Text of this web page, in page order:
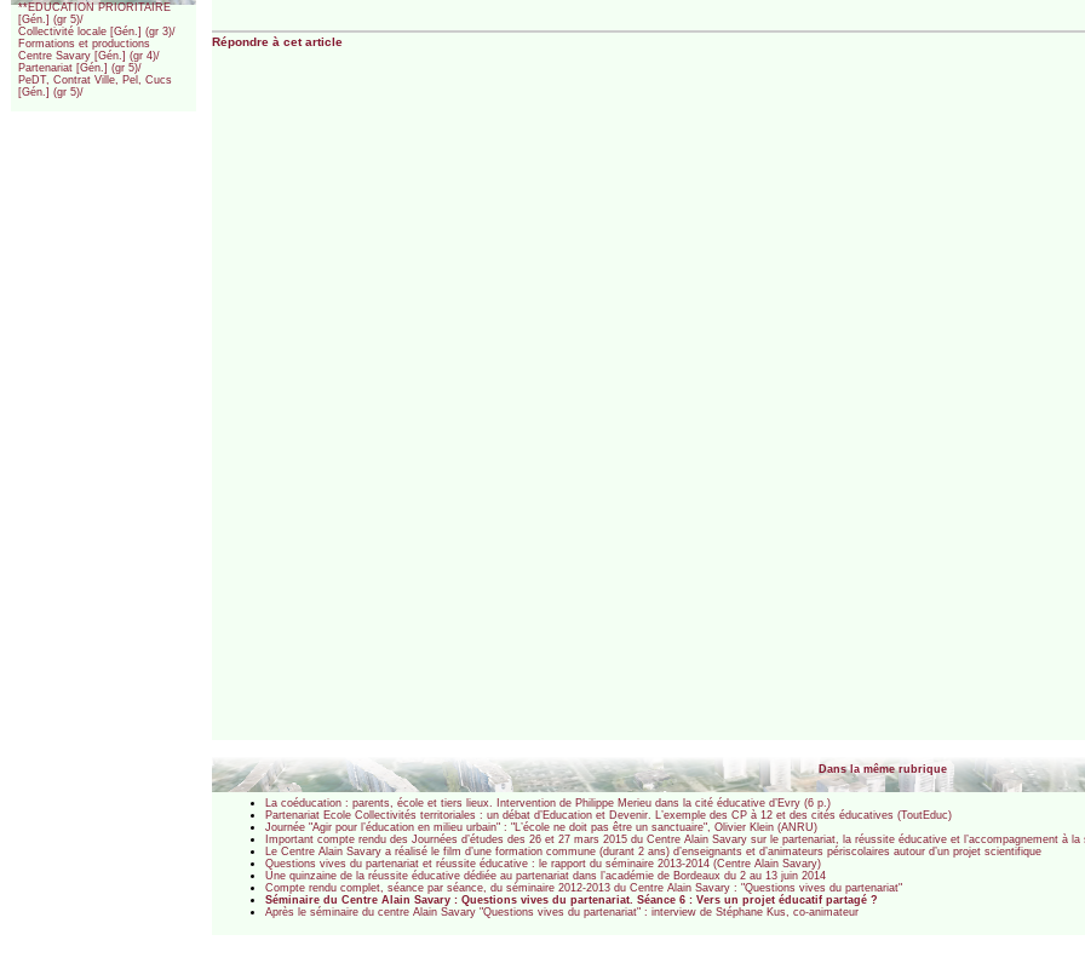
**EDUCATION PRIORITAIRE
[Gén.] (gr 5)/
Collectivité locale [Gén.] (gr 3)/
Formations et productions
Centre Savary [Gén.] (gr 4)/
Partenariat [Gén.] (gr 5)/
PeDT, Contrat Ville, Pel, Cucs
[Gén.] (gr 5)/
Répondre à cet article
Dans la même rubrique
La coéducation : parents, école et tiers lieux. Intervention de Philippe Merieu dans la cité éducative d’Evry (6 p.)
Partenariat Ecole Collectivités territoriales : un débat d’Education et Devenir. L’exemple des CP à 12 et des cités éducatives (ToutEduc)
Journée "Agir pour l’éducation en milieu urbain" : "L’école ne doit pas être un sanctuaire", Olivier Klein (ANRU)
Important compte rendu des Journées d’études des 26 et 27 mars 2015 du Centre Alain Savary sur le partenariat, la réussite éducative et l’accompagnement à la
Le Centre Alain Savary a réalisé le film d’une formation commune (durant 2 ans) d’enseignants et d’animateurs périscolaires autour d’un projet scientifique
Questions vives du partenariat et réussite éducative : le rapport du séminaire 2013-2014 (Centre Alain Savary)
Une quinzaine de la réussite éducative dédiée au partenariat dans l’académie de Bordeaux du 2 au 13 juin 2014
Compte rendu complet, séance par séance, du séminaire 2012-2013 du Centre Alain Savary : "Questions vives du partenariat"
Séminaire du Centre Alain Savary : Questions vives du partenariat. Séance 6 : Vers un projet éducatif partagé ?
Après le séminaire du centre Alain Savary "Questions vives du partenariat" : interview de Stéphane Kus, co-animateur